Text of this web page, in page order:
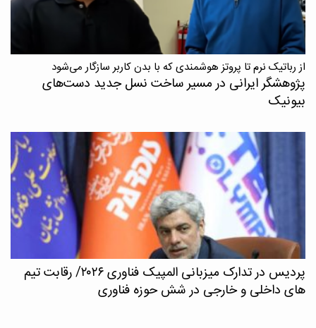
از رباتیک نرم تا پروتز هوشمندی که با بدن کاربر سازگار می‌شود
پژوهشگر ایرانی در مسیر ساخت نسل جدید دست‌های
بیونیک
پردیس در تدارک میزبانی المپیک فناوری ۲۰۲۶/ رقابت تیم
های داخلی و خارجی در شش حوزه فناوری